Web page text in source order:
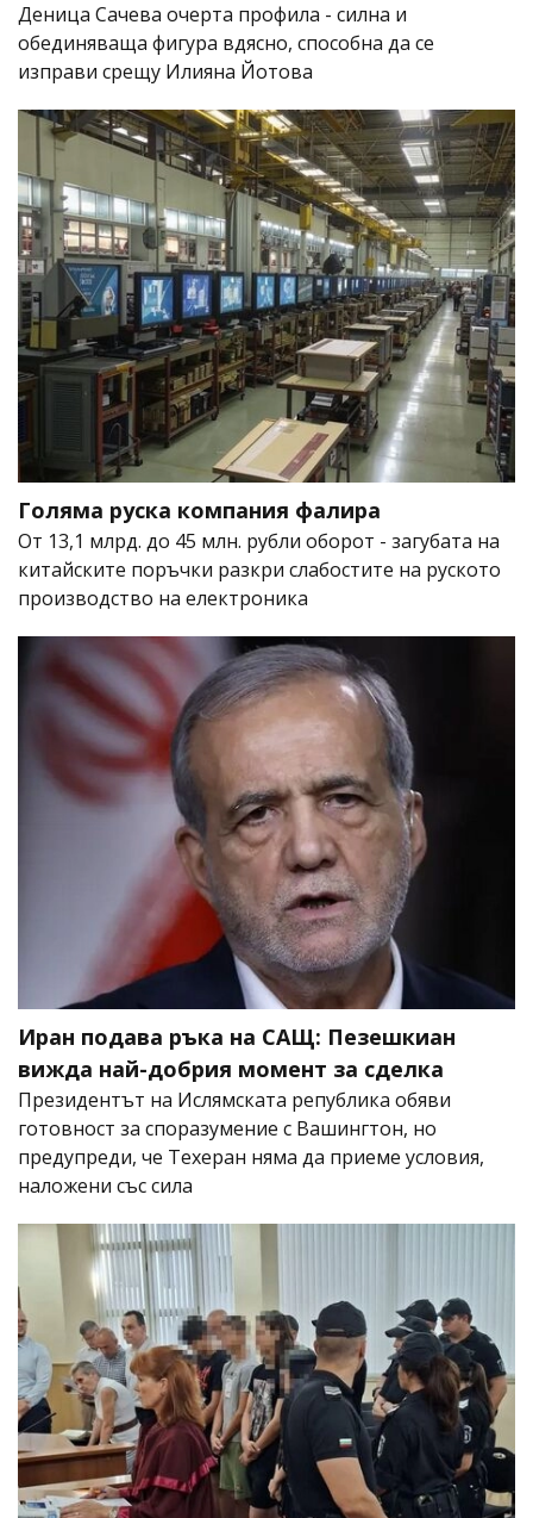
Деница Сачева очерта профила - силна и
обединяваща фигура вдясно, способна да се
изправи срещу Илияна Йотова
Голяма руска компания фалира
От 13,1 млрд. до 45 млн. рубли оборот - загубата на
китайските поръчки разкри слабостите на руското
производство на електроника
Иран подава ръка на САЩ: Пезешкиан
вижда най-добрия момент за сделка
Президентът на Ислямската република обяви
готовност за споразумение с Вашингтон, но
предупреди, че Техеран няма да приеме условия,
наложени със сила